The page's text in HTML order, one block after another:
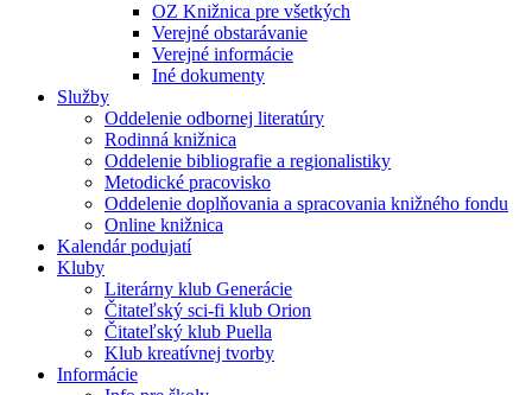
OZ Knižnica pre všetkých
Verejné obstarávanie
Verejné informácie
Iné dokumenty
Služby
Oddelenie odbornej literatúry
Rodinná knižnica
Oddelenie bibliografie a regionalistiky
Metodické pracovisko
Oddelenie doplňovania a spracovania knižného fondu
Online knižnica
Kalendár podujatí
Kluby
Literárny klub Generácie
Čitateľský sci-fi klub Orion
Čitateľský klub Puella
Klub kreatívnej tvorby
Informácie